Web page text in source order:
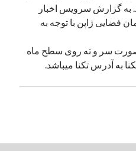
به گزارش سرویس اخبار
فضایی ژاپن با توجه به
صورت سر و ته روی سطح ماه
به آدرس تکنا میباشد.